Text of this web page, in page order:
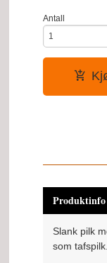
Antall
Produktinfo
Slank pilk
som tafspilk.